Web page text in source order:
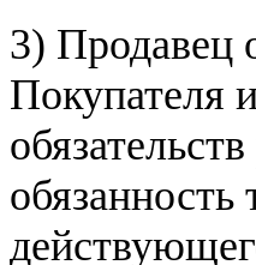
3) Продавец
Покупателя
обязанность